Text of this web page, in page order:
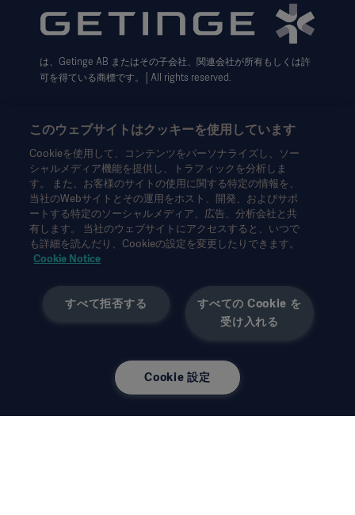
利用規約
Cookie設定センター
データサブジェクト・リクエスト（英語）
は、Getinge AB またはその子会社、関連会社が所有もしくは許
可を得ている商標です。│All rights reserved.
本情報は、専門家を対象とした情報提供のみを目的としているた
め、取扱説明書、サービスマニュアルまたは医療アドバイスの代
わりとして用いることはできません。ゲティンゲは、この資料に
基づいて行われたいかなる者の行為または不作為に対しても、一
切の責任または義務を負いません。ご使用になられる場合は、ご
自身の責任において行ってください。
きない、または許可されていない場合があります。ゲティンゲの
書面による許可なく、本情報の全部または一部を複製または使用
しもゲティンゲの見解を反映、代表するものではありません。
このウェブサイトはクッキーを使用しています
Cookieを使用して、コンテンツをパーソナライズし、ソー
シャルメディア機能を提供し、トラフィックを分析しま
す。 また、お客様のサイトの使用に関する特定の情報を、
当社のWebサイトとその運用をホスト、開発、およびサポ
ートする特定のソーシャルメディア、広告、分析会社と共
有します。 当社のウェブサイトにアクセスすると、いつで
も詳細を読んだり、Cookieの設定を変更したりできます。
Cookie Notice
すべての Cookie を
受け入れる
すべて拒否する
Cookie 設定